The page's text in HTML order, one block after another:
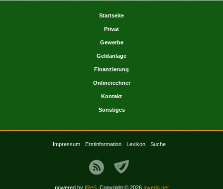
Startseite
Privat
Gewerbe
Geldanlage
Finanzierung
Onlinerechner
Kontakt
Sonstiges
Impressum Erstinformation Lexikon Suche
powered by IReS, Copyright © 2026 Inveda.net